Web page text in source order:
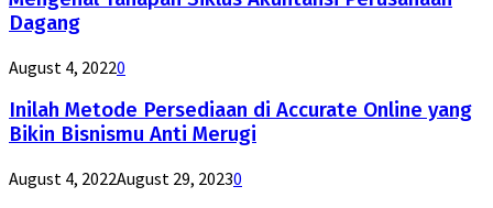
Dagang
August 4, 20220
Inilah Metode Persediaan di Accurate Online yang
Bikin Bisnismu Anti Merugi
August 4, 2022August 29, 20230